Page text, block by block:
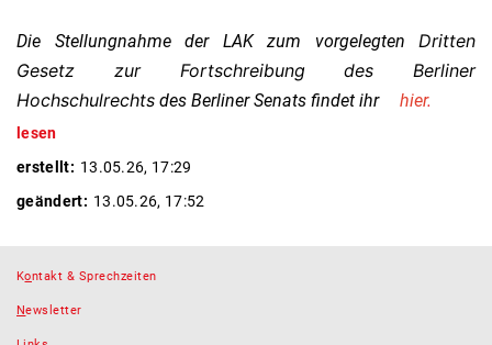
Die Stellungnahme der LAK zum vorgelegten Dritten
Gesetz zur Fortschreibung des Berliner
Hochschulrechts des Berliner Senats findet ihr hier.
lesen
erstellt: 13.05.26, 17:29
geändert: 13.05.26, 17:52
Kontakt & Sprechzeiten
Newsletter